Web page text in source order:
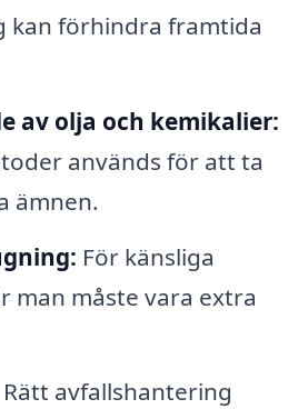
kan förhindra framtida
av olja och kemikalier:
används för att ta
ämnen.
För känsliga
man måste vara extra
Rätt avfallshantering